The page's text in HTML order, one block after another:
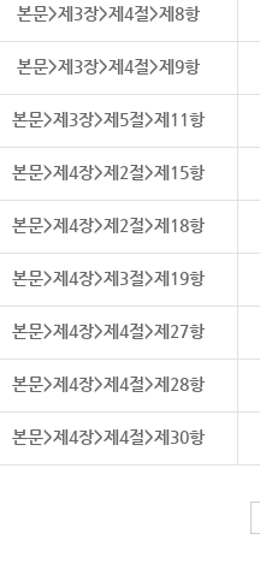
본문>제3장>제4절>제8항
본문>제3장>제4절>제9항
본문>제3장>제5절>제11항
본문>제4장>제2절>제15항
본문>제4장>제2절>제18항
본문>제4장>제3절>제19항
본문>제4장>제4절>제27항
본문>제4장>제4절>제28항
본문>제4장>제4절>제30항